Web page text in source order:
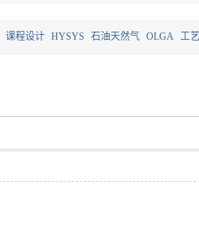
课程设计 HYSYS 石油天然气 OLGA 工艺